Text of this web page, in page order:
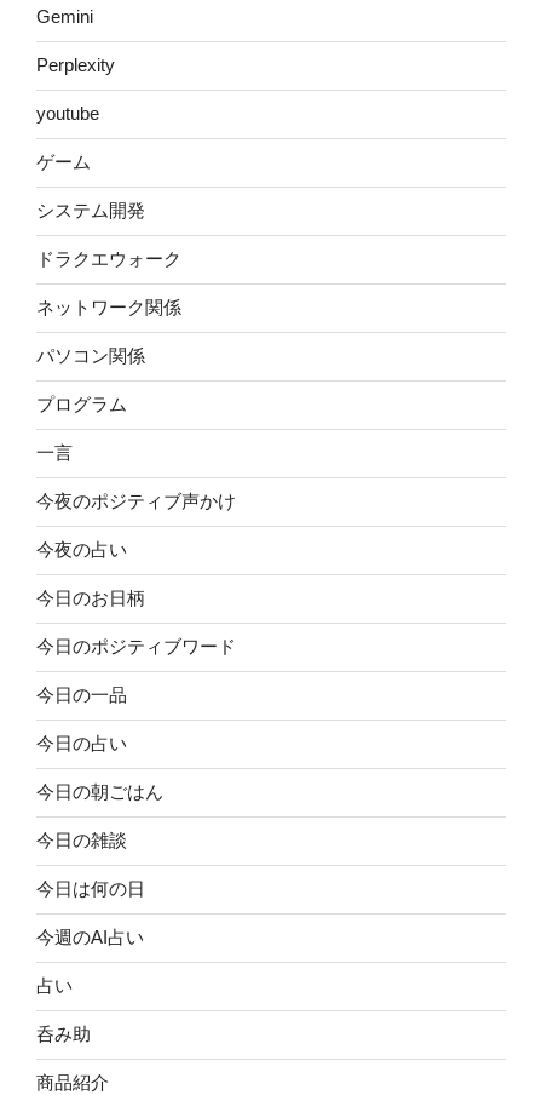
Gemini
Perplexity
youtube
ゲーム
システム開発
ドラクエウォーク
ネットワーク関係
パソコン関係
プログラム
一言
今夜のポジティブ声かけ
今夜の占い
今日のお日柄
今日のポジティブワード
今日の一品
今日の占い
今日の朝ごはん
今日の雑談
今日は何の日
今週のAI占い
占い
呑み助
商品紹介